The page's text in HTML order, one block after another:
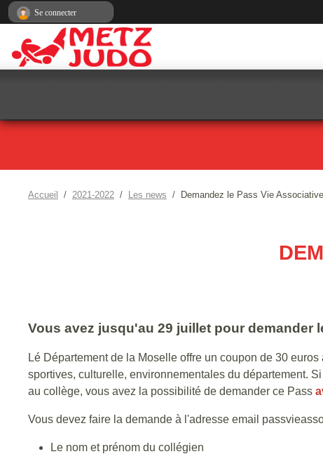
Accueil 2021-2022 Les news Demandez le Pass Vie Associative
Vous avez jusqu'au 29 juillet pour demander
Lé Département de la Moselle offre un coupon de 30 euros
sportives, culturelle, environnementales du département.
au collège, vous avez la possibilité de demander ce Pass
Vous devez faire la demande à l'adresse email
Le nom et prénom du collégien
Se connecter
Panneau de gestion des cookies